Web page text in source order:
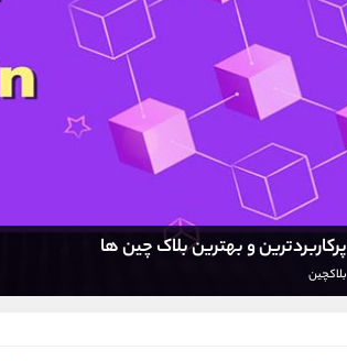
پرکاربردترین و بهترین بلاک چین‌ ها
بلاکچین